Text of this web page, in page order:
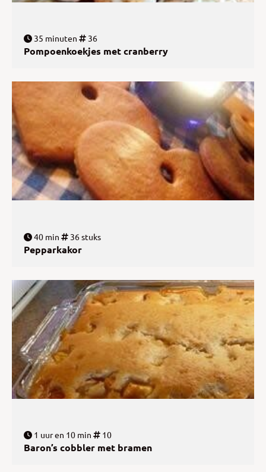
35 minuten 36
Pompoenkoekjes met cranberry
40 min 36 stuks
Pepparkakor
1 uur en 10 min 10
Baron’s cobbler met bramen